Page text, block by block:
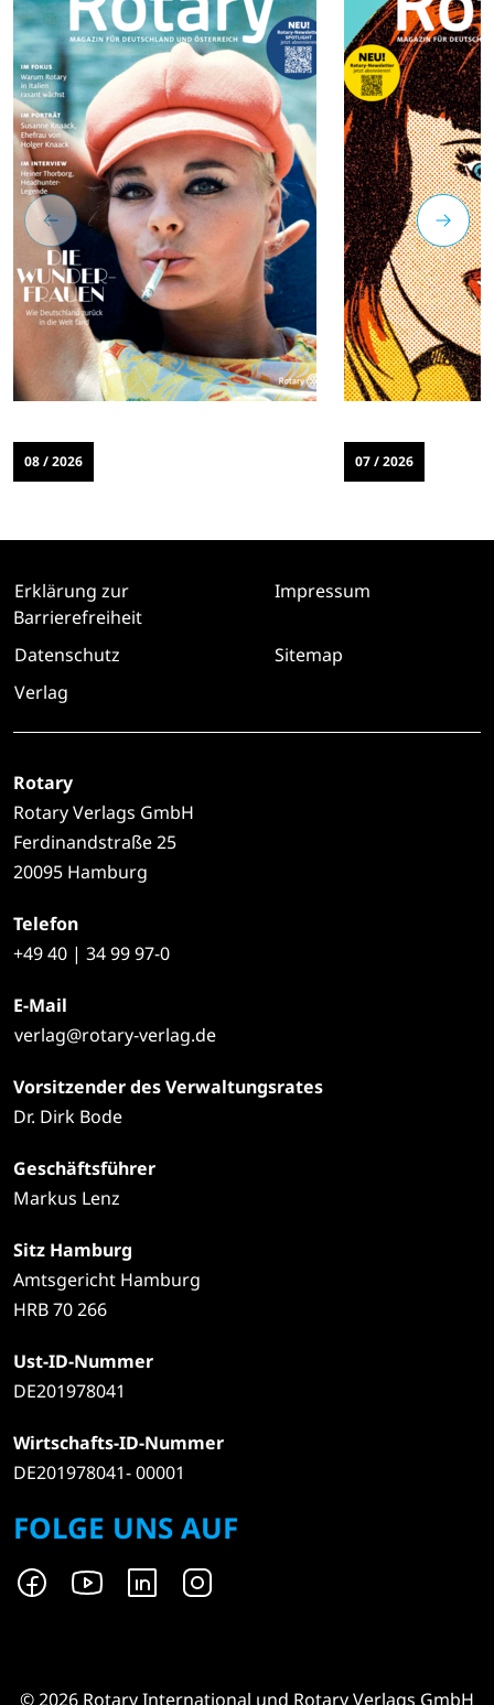
08 / 2026 07 / 2026
Erklärung zur
Barrierefreiheit
Impressum
Datenschutz
Sitemap
Verlag
Rotary
Rotary Verlags GmbH
Ferdinandstraße 25
20095 Hamburg
Telefon
+4940 | 34 99 97-0
E-Mail
verlag@rotary-verlag.de
Vorsitzender des Verwaltungsrates
Dr. Dirk Bode
Geschäftsführer
Markus Lenz
Sitz Hamburg
Amtsgericht Hamburg
HRB 70 266
Ust-ID-Nummer
DE201978041
Wirtschafts-ID-Nummer
DE201978041- 00001
FOLGE UNS AUF
© 2026 Rotary International und Rotary Verlags GmbH